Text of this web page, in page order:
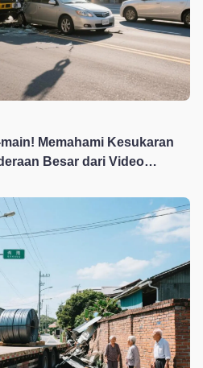
Memahami Kesukaran
Besar dari Video